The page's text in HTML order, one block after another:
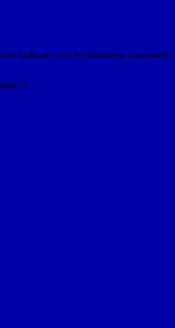
indicato con le istruzioni necessarie.
la